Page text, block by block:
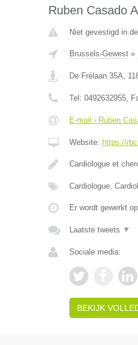
Ruben Casado
Niet gevestigd in
Brussels-Gewest»
De Frélaan 35A,
Tel: 0492632955,
E-mail › Ruben
Website: https://
Cardiologue et
Cardiologue,
Er wordt gewerkt
Laatste tweets ▼
Sociale media:
BEKIJK